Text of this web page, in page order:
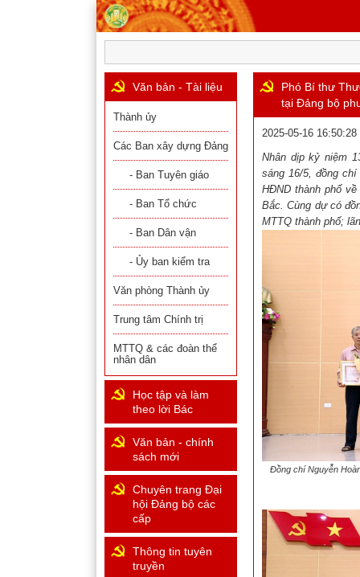
Phó Bí thư
tại Đảng bộ
2025-05-16 16:50:28
Nhân dịp kỷ niệm
sáng 16/5, đồng chí
HĐND thành phố
Bắc. Cùng dự có
MTTQ thành phố;
Đồng chí Nguyễn
Văn bản - Tài liệu
Thành ủy
Các Ban xây dựng Đảng
- Ban Tuyên giáo
- Ban Tổ chức
- Ban Dân vận
- Ủy ban kiểm tra
Văn phòng Thành ủy
Trung tâm Chính trị
MTTQ & các đoàn thể
nhân dân
Học tập và làm
theo lời Bác
Văn bản - chính
sách mới
Chuyên trang Đại
hội Đảng bộ các
cấp
Thông tin tuyên
truyền